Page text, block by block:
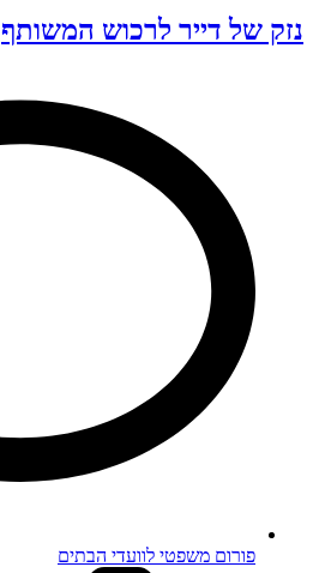
נזק של דייר לרכוש המשותף
פורום משפטי לוועדי הבתים